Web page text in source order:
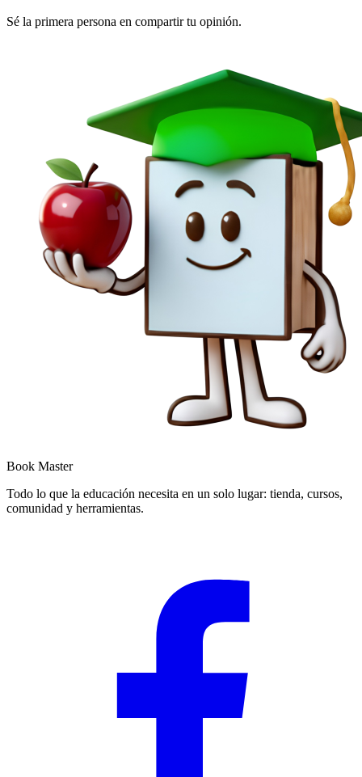
Sé la primera persona en compartir tu opinión.
Book Master
Todo lo que la educación necesita en un solo lugar: tienda, cursos,
comunidad y herramientas.